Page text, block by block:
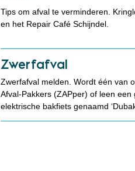
Tips om afval te verminderen.
en het Repair Café Schijndel.
Zwerfafval
Zwerfafval melden. Wordt één van
Afval-Pakkers (ZAPper) of leen een
elektrische bakfiets genaamd